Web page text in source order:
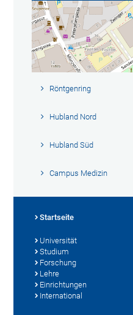
Röntgenring
Hubland Nord
Hubland Süd
Campus Medizin
Startseite
Universität
Studium
Forschung
Lehre
Einrichtungen
International